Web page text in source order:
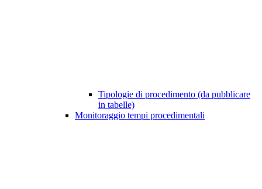
Tipologie di procedimento (da pubblicare
in tabelle)
Monitoraggio tempi procedimentali